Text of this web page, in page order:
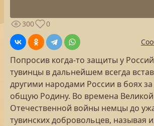
300
0
Попросив когда-то защиты у
тувинцы в дальнейшем всегда
другими народами России в боях
общую Родину. Во времена Великой
Отечественной войны немцы до
тувинских добровольцев, называя